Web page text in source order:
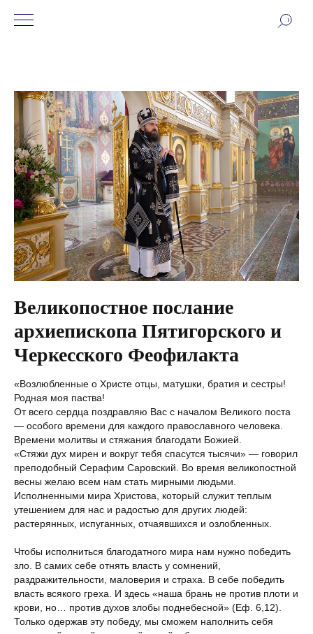
Великопостное послание
архиепископа Пятигорского и
Черкесского Феофилакта
«Возлюбленные о Христе отцы, матушки, братия и сестры!
Родная моя паства!
От всего сердца поздравляю Вас с началом Великого поста
— особого времени для каждого православного человека.
Времени молитвы и стяжания благодати Божией.
«Стяжи дух мирен и вокруг тебя спасутся тысячи» — говорил
преподобный Серафим Саровский. Во время великопостной
весны желаю всем нам стать мирными людьми.
Исполненными мира Христова, который служит теплым
утешением для нас и радостью для других людей:
растерянных, испуганных, отчаявшихся и озлобленных.
Чтобы исполниться благодатного мира нам нужно победить
зло. В самих себе отнять власть у сомнений,
раздражительности, маловерия и страха. В себе победить
власть всякого греха. И здесь «наша брань не против плоти и
крови, но… против духов злобы поднебесной» (Еф. 6,12).
Только одержав эту победу, мы сможем наполнить себя